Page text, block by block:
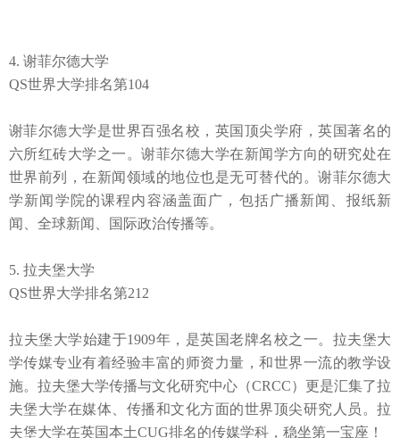
4. 谢菲尔德大学
QS世界大学排名第104
谢菲尔德大学是世界百强名校，英国顶尖学府，英国著名的
六所红砖大学之一。谢菲尔德大学在新闻学方向的研究处在
世界前列，在新闻领域的地位也是无可替代的。谢菲尔德大
学新闻学院的课程内容涵盖面广，包括广播新闻、报纸新
闻、全球新闻、国际政治传播等。
5. 拉夫堡大学
QS世界大学排名第212
拉夫堡大学始建于1909年，是英国老牌名校之一。拉夫堡大
学传媒专业有着经验丰富的师资力量，和世界一流的教学设
施。拉夫堡大学传播与文化研究中心（CRCC）更是汇集了拉
夫堡大学在媒体、传播和文化方面的世界顶尖研究人员。拉
夫堡大学在英国本土CUG排名的传媒学科，稳坐第一宝座！